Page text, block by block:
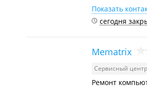
Показать
сегодня
Mematrix
Сервисный центр
Ремонт